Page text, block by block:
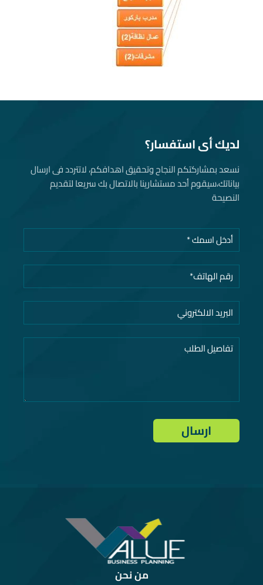
لديك أى استفسار؟
نسعد بمشاركتكم النجاح وتحقيق اهدافكم، لاتتردد فى ارسال
بياناتك، سيقوم أحد مستشارينا بالاتصال بك سريعا لتقديم
النصيحة
من نحن